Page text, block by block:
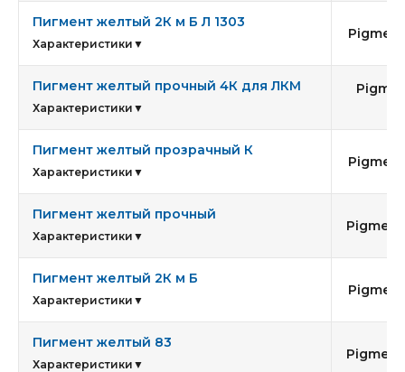
Пигмент желтый 2К м Б Л 1303
Характеристики ▼
Пигмент желтый прочный 4К для ЛКМ
Характеристики ▼
Пигмент желтый прозрачный К
Характеристики ▼
Пигмент желтый прочный
Характеристики ▼
Пигмент желтый 2К м Б
Характеристики ▼
Пигмент желтый 83
Характеристики ▼